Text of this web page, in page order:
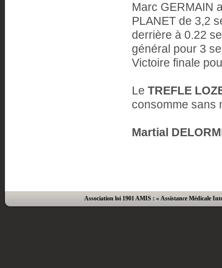
Marc GERMAIN
PLANET de 3,2
derrière à 0.22
général pour 3
Victoire finale
Le TREFLE
consomme sans
Martial
Association loi 1901 AMIS : « Assistance Médicale